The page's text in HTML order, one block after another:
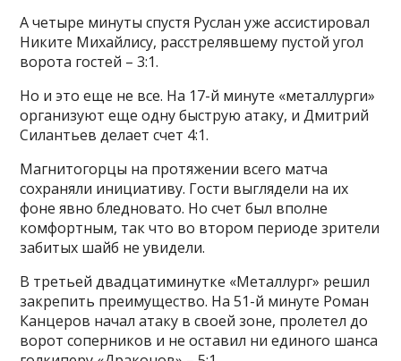
А четыре минуты спустя Руслан уже ассистировал
Никите Михайлису, расстрелявшему пустой угол
ворота гостей – 3:1.
Но и это еще не все. На 17-й минуте «металлурги»
организуют еще одну быструю атаку, и Дмитрий
Силантьев делает счет 4:1.
Магнитогорцы на протяжении всего матча
сохраняли инициативу. Гости выглядели на их
фоне явно бледновато. Но счет был вполне
комфортным, так что во втором периоде зрители
забитых шайб не увидели.
В третьей двадцатиминутке «Металлург» решил
закрепить преимущество. На 51-й минуте Роман
Канцеров начал атаку в своей зоне, пролетел до
ворот соперников и не оставил ни единого шанса